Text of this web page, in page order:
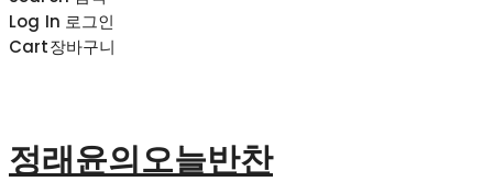
Log In 로그인
Cart장바구니
정래윤의오늘반찬